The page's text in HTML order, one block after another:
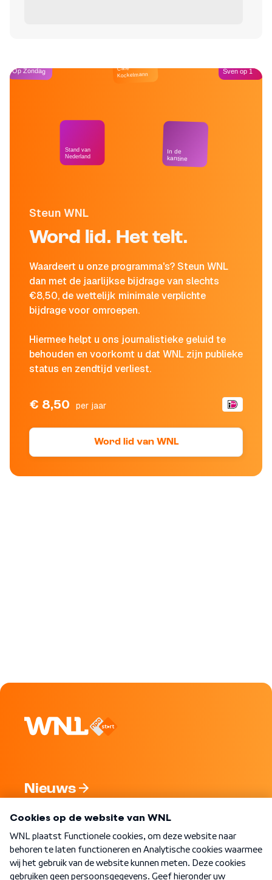
Steun WNL
Word lid. Het telt.
Waardeert u onze programma's? Steun WNL
dan met de jaarlijkse bijdrage van slechts
€8,50, de wettelijk minimale verplichte
bijdrage voor omroepen.
Hiermee helpt u ons journalistieke geluid te
behouden en voorkomt u dat WNL zijn publieke
status en zendtijd verliest.
€ 8,50 per jaar
Word lid van WNL
Op Zondag
Stand van
Nederland
Café
Kockelmann
In de
kantine
Sven op 1
Nieuws
Nieuwsbrief
Word Lid